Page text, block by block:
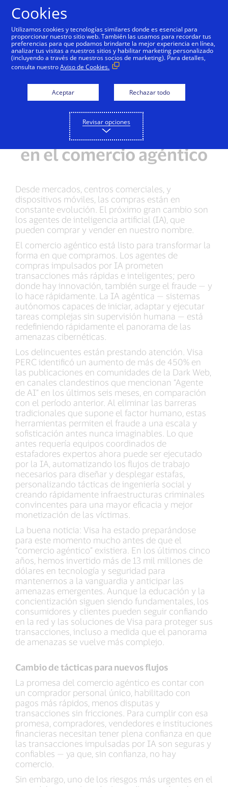
Panorama de amenazas
en el comercio agéntico
Desde mercados, centros comerciales, y
dispositivos móviles, las compras están en
constante evolución. El próximo gran cambio son
los agentes de inteligencia artificial (IA), que
pueden comprar y vender en nuestro nombre.
El comercio agéntico está listo para transformar la
forma en que compramos. Los agentes de
compras impulsados por IA prometen
transacciones más rápidas e inteligentes; pero
donde hay innovación, también surge el fraude — y
lo hace rápidamente. La IA agéntica — sistemas
autónomos capaces de iniciar, adaptar y ejecutar
tareas complejas sin supervisión humana — está
redefiniendo rápidamente el panorama de las
amenazas cibernéticas.
Los delincuentes están prestando atención. Visa
PERC identificó un aumento de más de 450% en
las publicaciones en comunidades de la Dark Web,
en canales clandestinos que mencionan “Agente
de AI” en los últimos seis meses, en comparación
con el período anterior. Al eliminar las barreras
tradicionales que supone el factor humano, estas
herramientas permiten el fraude a una escala y
sofisticación antes nunca imaginables. Lo que
antes requería equipos coordinados de
estafadores expertos ahora puede ser ejecutado
por la IA, automatizando los flujos de trabajo
necesarios para diseñar y desplegar estafas,
personalizando tácticas de ingeniería social y
creando rápidamente infraestructuras criminales
convincentes para una mayor eficacia y mejor
monetización de las víctimas.
La buena noticia: Visa ha estado preparándose
para este momento mucho antes de que el
“comercio agéntico” existiera. En los últimos cinco
años, hemos invertido más de 13 mil millones de
dólares en tecnología y seguridad para
mantenernos a la vanguardia y anticipar las
amenazas emergentes. Aunque la educación y la
concientización siguen siendo fundamentales, los
consumidores y clientes pueden seguir confiando
en la red y las soluciones de Visa para proteger sus
transacciones, incluso a medida que el panorama
de amenazas se vuelve más complejo.
Cambio de tácticas para nuevos flujos
La promesa del comercio agéntico es contar con
un comprador personal único, habilitado con
pagos más rápidos, menos disputas y
transacciones sin fricciones. Para cumplir con esa
promesa, compradores, vendedores e instituciones
financieras necesitan tener plena confianza en que
las transacciones impulsadas por IA son seguras y
confiables — ya que, sin confianza, no hay
comercio.
Sin embargo, uno de los riesgos más urgentes en el
Cookies
Utilizamos cookies y tecnologías similares donde es esencial para
proporcionar nuestro sitio web. También las usamos para recordar tus
preferencias para que podamos brindarte la mejor experiencia en línea,
analizar tus visitas a nuestros sitios y habilitar marketing personalizado
(incluyendo a través de nuestros socios de marketing). Para detalles,
consulta nuestroAviso de Cookies.
Aceptar Rechazar todo
Revisar opciones